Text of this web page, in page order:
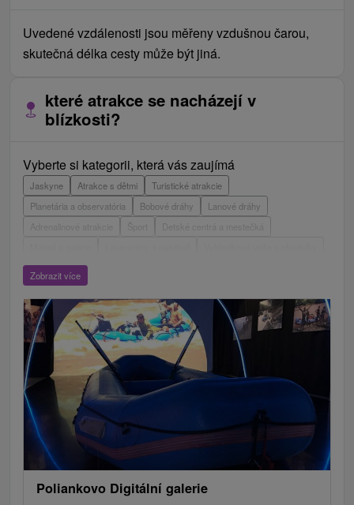
Uvedené vzdálenosti jsou měřeny vzdušnou čarou,
skutečná délka cesty může být jiná.
které atrakce se nacházejí v
blízkosti?
Vyberte si kategorii, která vás zaujímá
Jaskyne Atrakce s dětmi
Turistické atrakcie
Planetária a observatória
Bobové dráhy
Lanové dráhy
Adrenalinové atrakcie
Detské centrá a mestečká
ZOO a zvieracie farmy
Hrady, zámky, zrúcaniny
Mestské a zámocké parky
Vyhliadkové lety a plavby
Štíty
Jazerá, plesá, vodné nádrže
Technické pamiatky
Pamätníky
Vodopády
Drevené kostolíky Pramene
Jazda na koni
Túry a turistické chodníky
Kaštiele Horské chaty
Sakrálne miesta
Plte, rafting, splavy
Lyžiarske strediská
Motokárové dráhy
Amfiteátre a kiná v prírode
Vínne cesty Cyklotrasy
Zobrazit více
Poliankovo Digitální galerie